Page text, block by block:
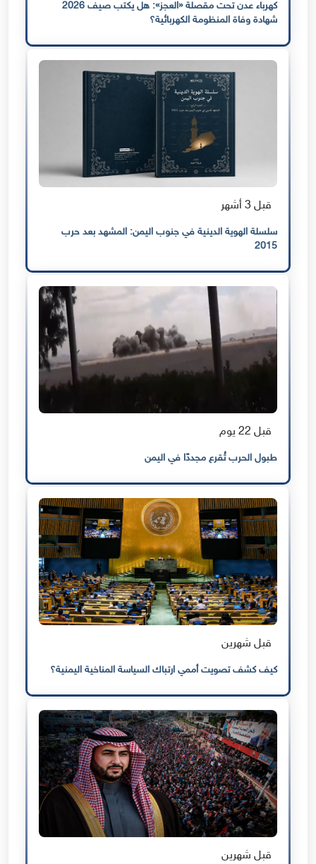
كهرباء عدن تحت مقصلة «العجز»: هل يكتب صيف 2026
شهادة وفاة المنظومة الكهربائية؟
قبل 3 أشهر
سلسلة الهوية الدينية في جنوب اليمن: المشهد بعد حرب
2015
قبل 22 يوم
طبول الحرب تُقرع مجددًا في اليمن
قبل شهرين
كيف كشف تصويت أممي ارتباك السياسة المناخية اليمنية؟
قبل شهرين